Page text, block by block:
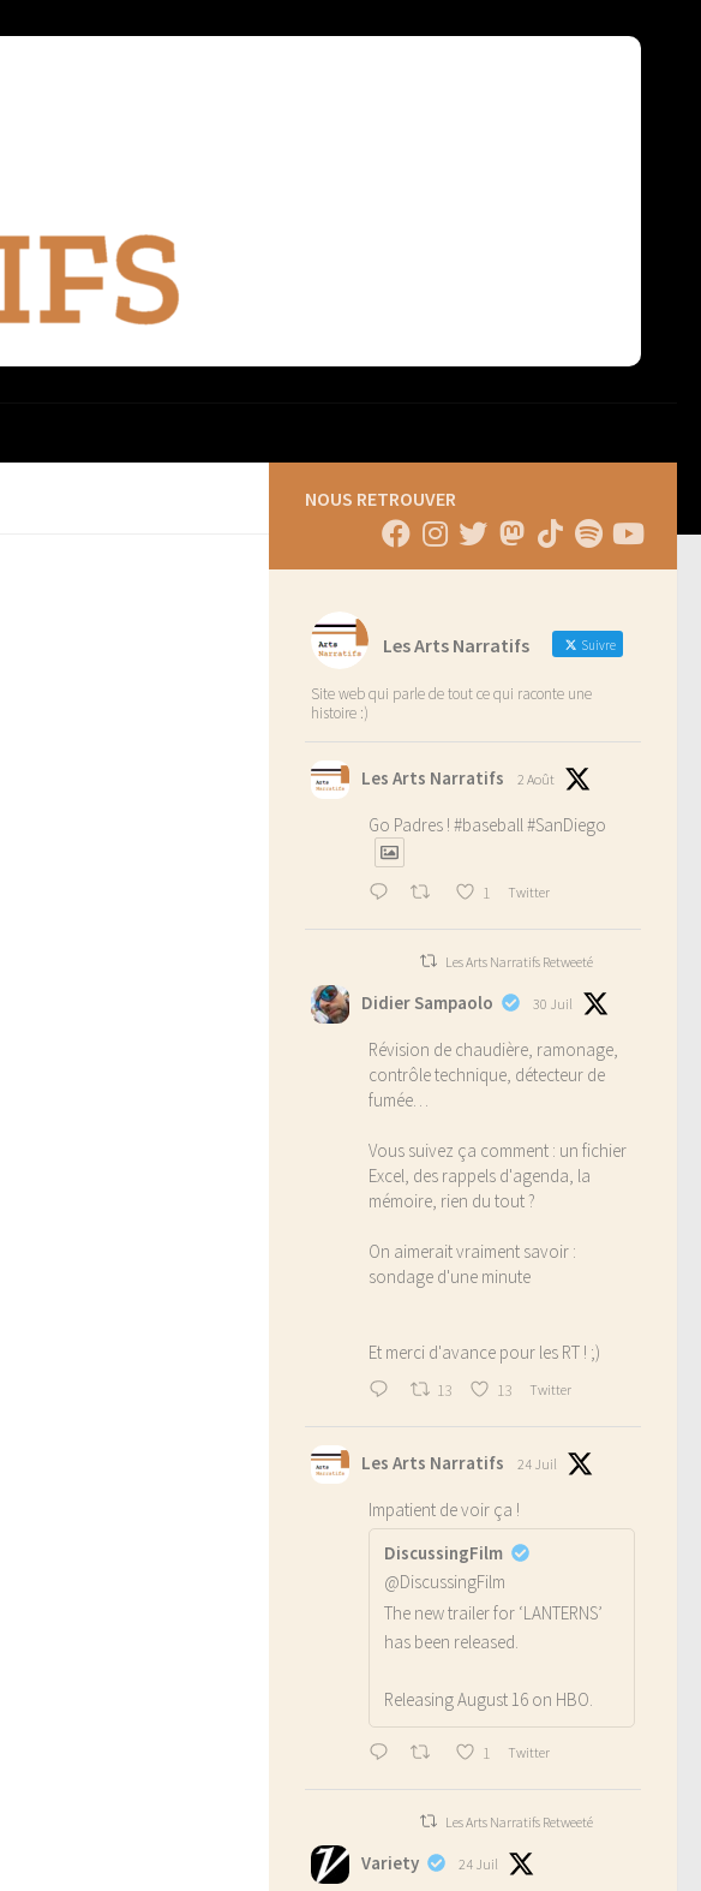
NOUS RETROUVER
Les Arts Narratifs Suivre
Site web qui parle de tout ce qui raconte une
histoire :)
Les Arts Narratifs 2 Août
Go Padres ! #baseball#SanDiego
1 Twitter
Les Arts Narratifs Retweeté
Didier Sampaolo 30 Juil
Révision de chaudière, ramonage,
contrôle technique, détecteur de
fumée…
Vous suivez ça comment : un fichier
Excel, des rappels d'agenda, la
mémoire, rien du tout ?
On aimerait vraiment savoir :
sondage d'une minute
Et merci d'avance pour les RT ! ;)
13 13 Twitter
Les Arts Narratifs 24 Juil
Impatient de voir ça !
DiscussingFilm
@DiscussingFilm
The new trailer for ‘LANTERNS’
has been released.
Releasing August 16 on HBO.
1 Twitter
Les Arts Narratifs Retweeté
Variety 24 Juil